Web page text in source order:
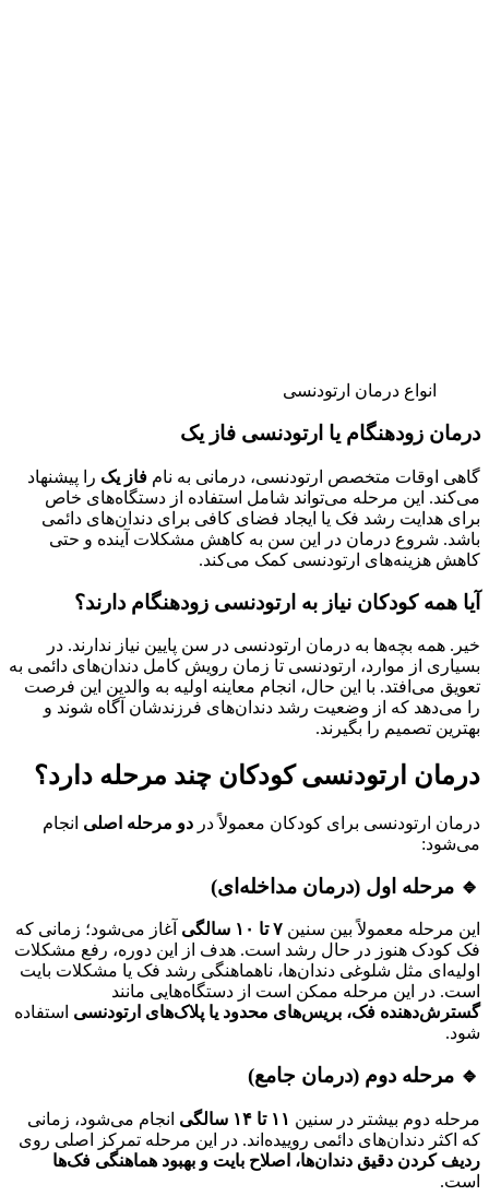
انواع درمان ارتودنسی
درمان زودهنگام یا ارتودنسی فاز یک
گاهی اوقات متخصص ارتودنسی، درمانی به نام فاز یک را پیشنهاد
می‌کند. این مرحله می‌تواند شامل استفاده از دستگاه‌های خاص
برای هدایت رشد فک یا ایجاد فضای کافی برای دندان‌های دائمی
باشد. شروع درمان در این سن به کاهش مشکلات آینده و حتی
کاهش هزینه‌های ارتودنسی کمک می‌کند.
آیا همه کودکان نیاز به ارتودنسی زودهنگام دارند؟
خیر. همه بچه‌ها به درمان ارتودنسی در سن پایین نیاز ندارند. در
بسیاری از موارد، ارتودنسی تا زمان رویش کامل دندان‌های دائمی به
تعویق می‌افتد. با این حال، انجام معاینه اولیه به والدین این فرصت
را می‌دهد که از وضعیت رشد دندان‌های فرزندشان آگاه شوند و
بهترین تصمیم را بگیرند.
درمان ارتودنسی کودکان چند مرحله دارد؟
درمان ارتودنسی برای کودکان معمولاً در دو مرحله اصلی انجام
می‌شود:
🔹 مرحله اول (درمان مداخله‌ای)
این مرحله معمولاً بین سنین ۷تا ۱۰ سالگی
آغاز می‌شود؛ زمانی که
فک کودک هنوز در حال رشد است. هدف از این دوره، رفع مشکلات
اولیه‌ای مثل شلوغی دندان‌ها، ناهماهنگی رشد فک یا مشکلات بایت
است. در این مرحله ممکن است از دستگاه‌هایی مانند
گسترش‌دهنده فک، بریس‌های محدود یا پلاک‌های ارتودنسی استفاده
شود.
🔹 مرحله دوم (درمان جامع)
مرحله دوم بیشتر در سنین ۱۱ تا ۱۴ سالگی
انجام می‌شود، زمانی
که اکثر دندان‌های دائمی روییده‌اند. در این مرحله تمرکز اصلی روی
ردیف کردن دقیق دندان‌ها، اصلاح بایت و بهبود هماهنگی فک‌ها
است.